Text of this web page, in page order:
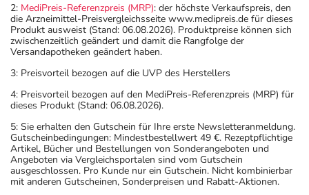
2: MediPreis-Referenzpreis (MRP): der höchste Verkaufspreis, den
die Arzneimittel-Preisvergleichsseite www.medipreis.de für dieses
Produkt ausweist (Stand: 06.08.2026). Produktpreise können sich
zwischenzeitlich geändert und damit die Rangfolge der
Versandapotheken geändert haben.
3: Preisvorteil bezogen auf die UVP des Herstellers
4: Preisvorteil bezogen auf den MediPreis-Referenzpreis (MRP) für
dieses Produkt (Stand: 06.08.2026).
5: Sie erhalten den Gutschein für Ihre erste Newsletteranmeldung.
Gutscheinbedingungen: Mindestbestellwert 49 €. Rezeptpflichtige
Artikel, Bücher und Bestellungen von Sonderangeboten und
Angeboten via Vergleichsportalen sind vom Gutschein
ausgeschlossen. Pro Kunde nur ein Gutschein. Nicht kombinierbar
mit anderen Gutscheinen, Sonderpreisen und Rabatt-Aktionen.